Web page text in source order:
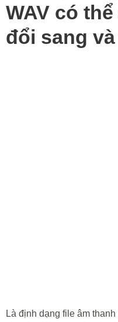
WAV có
đổi sang
Là định dạng file âm